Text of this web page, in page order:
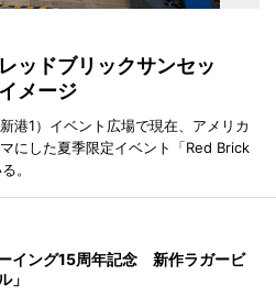
ッドブリックサンセッ
メージ
港1）イベント広場で現在、アメリカ
にした夏季限定イベント「Red Brick
。
イング15周年記念 新作ラガービ
」